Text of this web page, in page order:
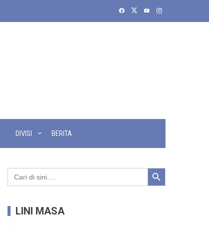
DIVISI BERITA
Search
for:
Search Button
LINI MASA